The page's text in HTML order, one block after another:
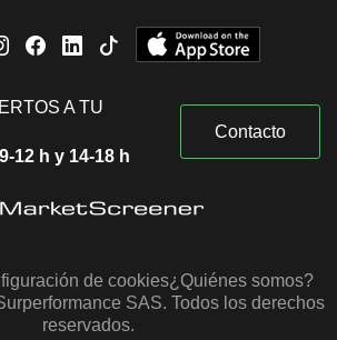
A TU
12 h y 14-18 h
Contacto
de cookies¿Quiénes somos?
SAS. Todos los derechos
reservados.